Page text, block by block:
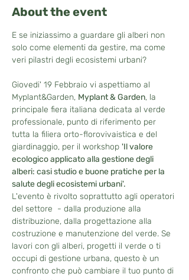
About the event
E se iniziassimo a guardare gli alberi non
solo come elementi da gestire, ma come
veri pilastri degli ecosistemi urbani?
Giovedi' 19 Febbraio vi aspettiamo al
Myplant&Garden, Myplant & Garden, la
principale fiera italiana dedicata al verde
professionale, punto di riferimento per
tutta la filiera orto-florovivaistica e del
giardinaggio, per il workshop 'Il valore
ecologico applicato alla gestione degli
alberi: casi studio e buone pratiche per la
salute degli ecosistemi urbani'.
L'evento è rivolto soprattutto agli operatori
del settore  - dalla produzione alla
distribuzione, dalla progettazione alla
costruzione e manutenzione del verde. Se
lavori con gli alberi, progetti il verde o ti
occupi di gestione urbana, questo è un
confronto che può cambiare il tuo punto di